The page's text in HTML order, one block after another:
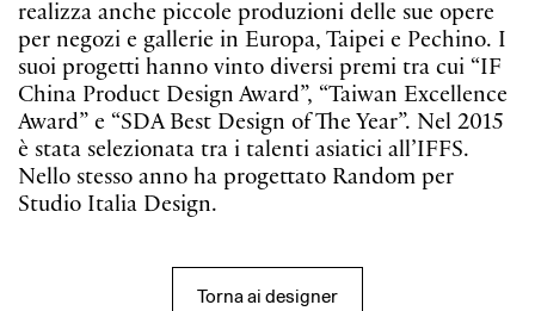
realizza anche piccole produzioni delle sue opere
per negozi e gallerie in Europa, Taipei e Pechino. I
suoi progetti hanno vinto diversi premi tra cui “IF
China Product Design Award”, “Taiwan Excellence
Award” e “SDA Best Design of The Year”. Nel 2015
è stata selezionata tra i talenti asiatici all’IFFS.
Nello stesso anno ha progettato Random per
Studio Italia Design.
Torna ai designer